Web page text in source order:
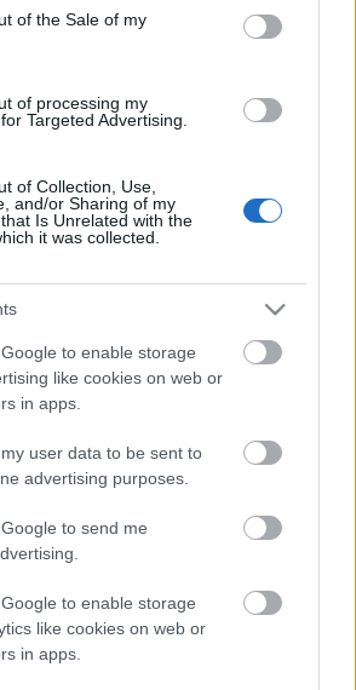
of the Sale of my
of processing my
Targeted Advertising.
of Collection, Use,
and/or Sharing of my
Is Unrelated with the
it was collected.
to enable storage
like cookies on web or
in apps.
user data to be sent to
advertising purposes.
to send me
to enable storage
like cookies on web or
in apps.
roy bűvészet visszatérés siefried